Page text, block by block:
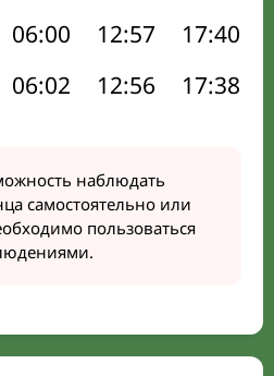
06:00 12:57 17:40
06:02 12:56 17:38
наблюдать
самостоятельно или
пользоваться